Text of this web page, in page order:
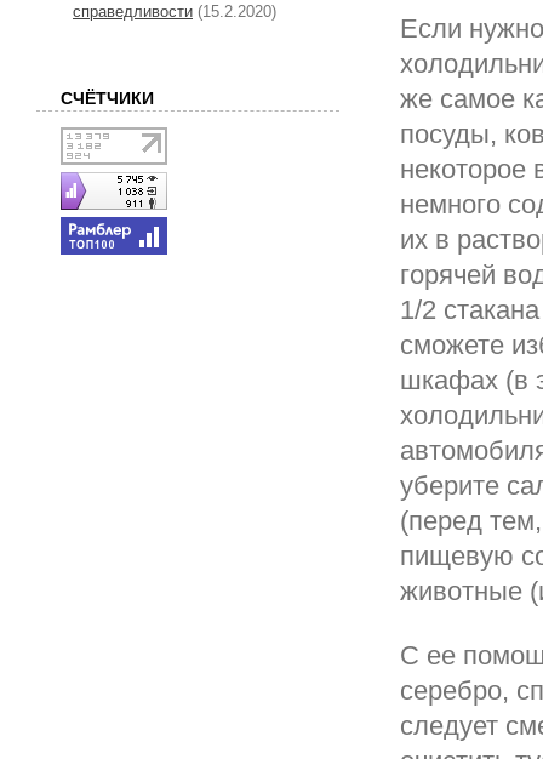
Если
же самое
посуды,
некоторое
немного
их в
горячей
1/2
сможете
шкафах (в
уберите
(перед
пищевую
животные
С ее
серебро,
следует
справедливости (15.2.2020)
СЧЁТЧИКИ